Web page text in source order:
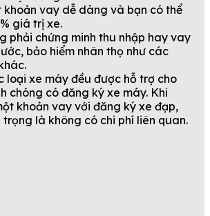
khoản vay dễ dàng và bạn có thể
giá trị xe.
phải chứng minh thu nhập hay vay
bảo hiểm nhân thọ như các
loại xe máy đều được hỗ trợ cho
chóng có đăng ký xe máy. Khi
khoản vay với đăng ký xe đạp,
là không có chi phí liên quan.